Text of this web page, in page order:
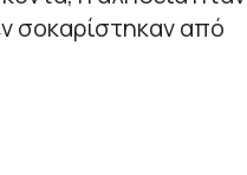
σοκαρίστηκαν από